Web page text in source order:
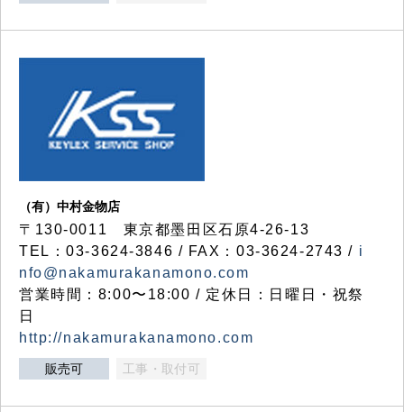
（有）中村金物店
〒130-0011 東京都墨田区石原4-26-13
TEL：03-3624-3846 / FAX：03-3624-2743 / i
nfo@nakamurakanamono.com
営業時間：8:00〜18:00 / 定休日：日曜日・祝祭
日
http://nakamurakanamono.com
販売可 工事・取付可